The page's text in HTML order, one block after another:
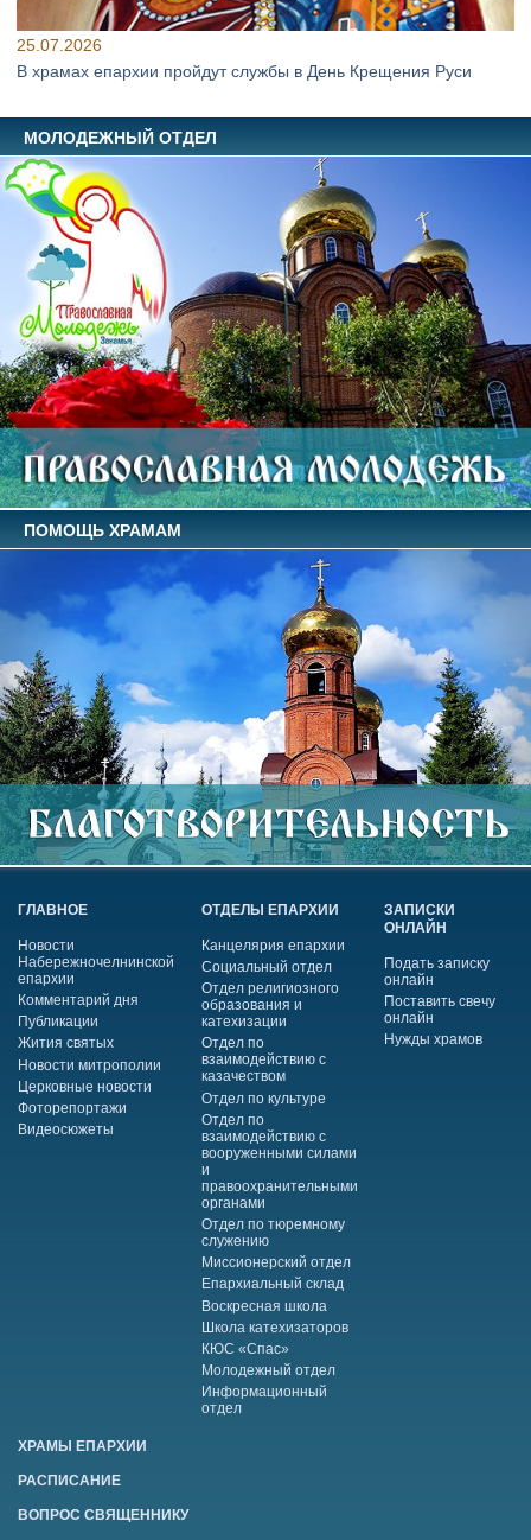
25.07.2026
В храмах епархии пройдут службы в День Крещения Руси
МОЛОДЕЖНЫЙ ОТДЕЛ
ПОМОЩЬ ХРАМАМ
ГЛАВНОЕ
Новости
Набережночелнинской
епархии
Комментарий дня
Публикации
Жития святых
Новости митрополии
Церковные новости
Фоторепортажи
Видеосюжеты
ОТДЕЛЫ ЕПАРХИИ
Канцелярия епархии
Социальный отдел
Отдел религиозного
образования и
катехизации
Отдел по
взаимодействию с
казачеством
Отдел по культуре
Отдел по
взаимодействию с
вооруженными силами
и
правоохранительными
органами
Отдел по тюремному
служению
Миссионерский отдел
Епархиальный склад
Воскресная школа
Школа катехизаторов
КЮС «Спас»
Молодежный отдел
Информационный
отдел
ЗАПИСКИ
ОНЛАЙН
Подать записку
онлайн
Поставить свечу
онлайн
Нужды храмов
ХРАМЫ ЕПАРХИИ
РАСПИСАНИЕ
ВОПРОС СВЯЩЕННИКУ